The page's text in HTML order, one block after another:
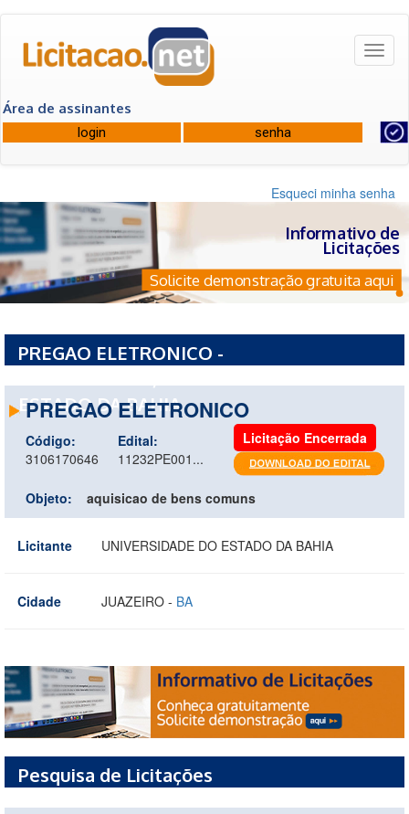
Área de assinantes
Esqueci minha senha
Informativo de
Licitações
Solicite demonstração gratuita aqui
PREGAO ELETRONICO -
ESTADO DA BAHIA
PREGAO ELETRONICO
Código:
3106170646
Edital:
11232PE001...
Licitação Encerrada
Objeto: aquisicao de bens comuns
Licitante UNIVERSIDADE DO ESTADO DA BAHIA
Cidade JUAZEIRO - BA
Pesquisa de Licitações